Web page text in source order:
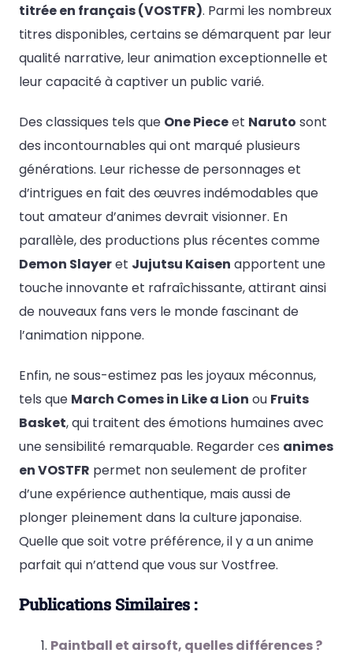
titrée en français (VOSTFR). Parmi les nombreux
titres disponibles, certains se démarquent par leur
qualité narrative, leur animation exceptionnelle et
leur capacité à captiver un public varié.
Des classiques tels que One Pieceet Naruto sont
des incontournables qui ont marqué plusieurs
générations. Leur richesse de personnages et
d’intrigues en fait des œuvres indémodables que
tout amateur d’animes devrait visionner. En
parallèle, des productions plus récentes comme
Demon Slayeret Jujutsu Kaisen apportent une
touche innovante et rafraîchissante, attirant ainsi
de nouveaux fans vers le monde fascinant de
l’animation nippone.
Enfin, ne sous-estimez pas les joyaux méconnus,
tels que March Comes in Like a Lion ou Fruits
Basket, qui traitent des émotions humaines avec
une sensibilité remarquable. Regarder ces animes
en VOSTFR permet non seulement de profiter
d’une expérience authentique, mais aussi de
plonger pleinement dans la culture japonaise.
Quelle que soit votre préférence, il y a un anime
parfait qui n’attend que vous sur Vostfree.
Publications Similaires :
Paintball et airsoft, quelles différences ?